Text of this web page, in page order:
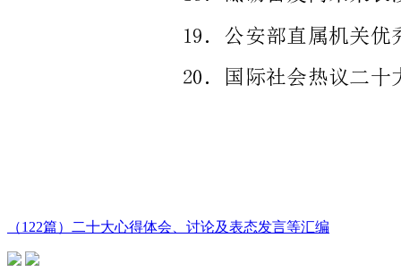
（122篇）二十大心得体会、讨论及表态发言等汇编